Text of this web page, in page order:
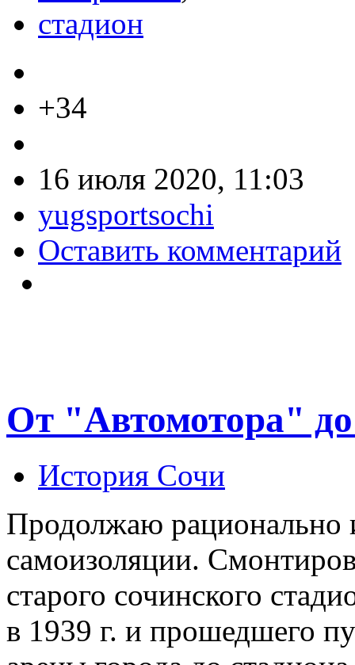
стадион
+34
16 июля 2020, 11:03
yugsportsochi
Оставить комментарий
От "Автомотора"
История Сочи
Продолжаю рационально
самоизоляции.
старого сочинского
в 1939 г. и прошедшего